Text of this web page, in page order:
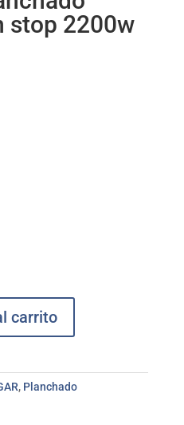
stop 2200w
carrito
, Planchado